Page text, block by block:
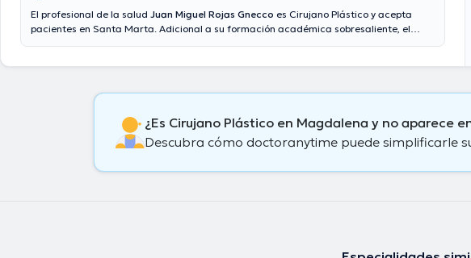
El profesional de la salud Juan Miguel Rojas Gnecco es Cirujano Plástico y acepta
pacientes en Santa Marta. Adicional a su formación académica sobresaliente, el
finalidad de tener una formación continua en su campo de especialización y ha
difundido importantes ediciones. Español es el idioma principal usados por el
profesional de la salud. ¿Es Cirujano Plástico en Magdalena y no aparece
Descubra cómo doctoranytime puede simplificarle